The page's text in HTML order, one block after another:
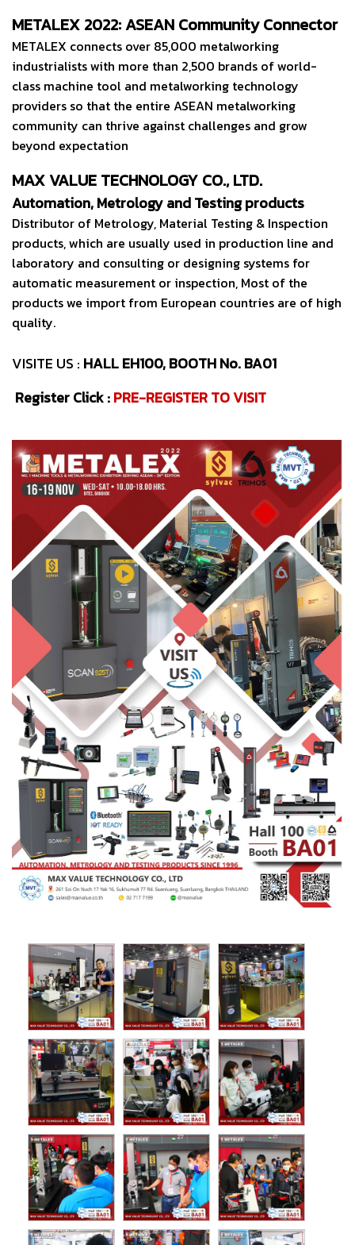
METALEX 2022: ASEAN Community Connector
METALEX connects over 85,000 metalworking
industrialists with more than 2,500 brands of world-
class machine tool and metalworking technology
providers so that the entire ASEAN metalworking
community can thrive against challenges and grow
beyond expectation
MAX VALUE TECHNOLOGY CO., LTD.
Automation, Metrology and Testing products
Distributor of Metrology, Material Testing & Inspection
products, which are usually used in production line and
laboratory and consulting or designing systems for
automatic measurement or inspection, Most of the
products we import from European countries are of high
quality.
VISITE US : HALL EH100, BOOTH No. BA01
Register Click :PRE-REGISTER TO VISIT